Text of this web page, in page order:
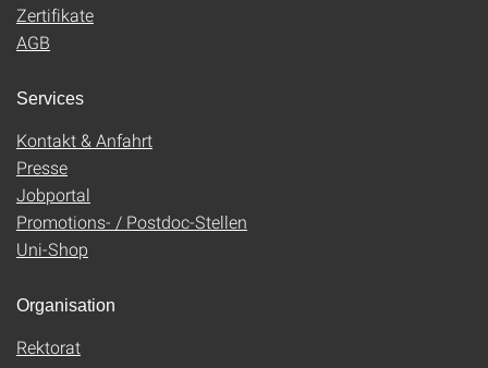
Zertifikate
AGB
Services
Kontakt & Anfahrt
Presse
Jobportal
Promotions- / Postdoc-Stellen
Uni-Shop
Organisation
Rektorat